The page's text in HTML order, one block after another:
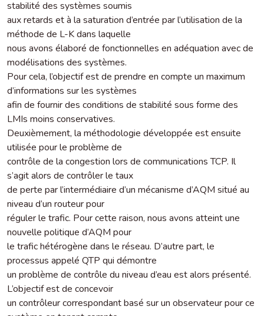
stabilité des systèmes soumis
aux retards et à la saturation d’entrée par l’utilisation de la
méthode de L-K dans laquelle
nous avons élaboré de fonctionnelles en adéquation avec de
modélisations des systèmes.
Pour cela, l’objectif est de prendre en compte un maximum
d’informations sur les systèmes
afin de fournir des conditions de stabilité sous forme des
LMIs moins conservatives.
Deuxièmement, la méthodologie développée est ensuite
utilisée pour le problème de
contrôle de la congestion lors de communications TCP. Il
s’agit alors de contrôler le taux
de perte par l’intermédiaire d’un mécanisme d’AQM situé au
niveau d’un routeur pour
réguler le trafic. Pour cette raison, nous avons atteint une
nouvelle politique d’AQM pour
le trafic hétérogène dans le réseau. D’autre part, le
processus appelé QTP qui démontre
un problème de contrôle du niveau d’eau est alors présenté.
L’objectif est de concevoir
un contrôleur correspondant basé sur un observateur pour ce